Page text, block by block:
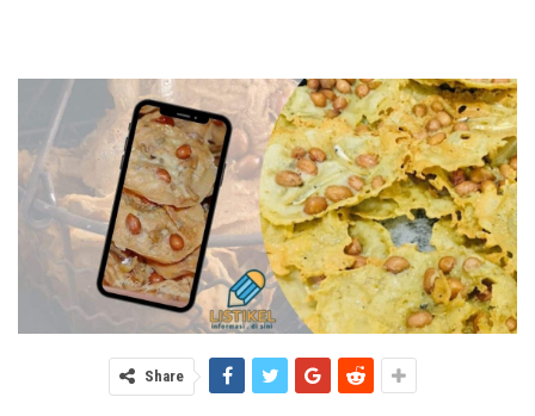
Share